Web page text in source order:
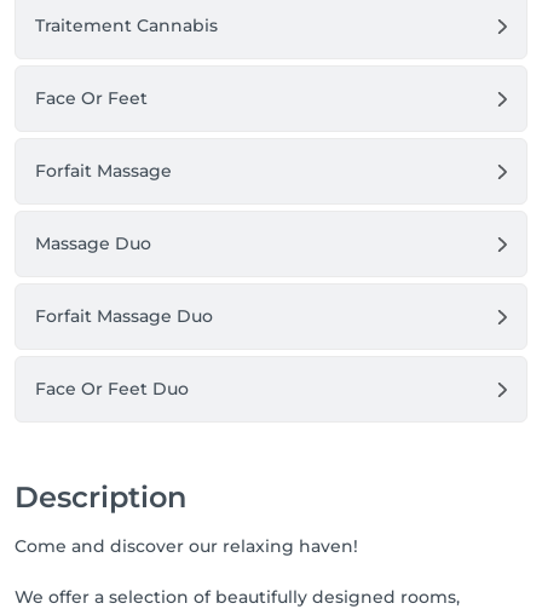
Traitement Cannabis
Face Or Feet
Forfait Massage
Massage Duo
Forfait Massage Duo
Face Or Feet Duo
Description
Come and discover our relaxing haven!
We offer a selection of beautifully designed rooms,